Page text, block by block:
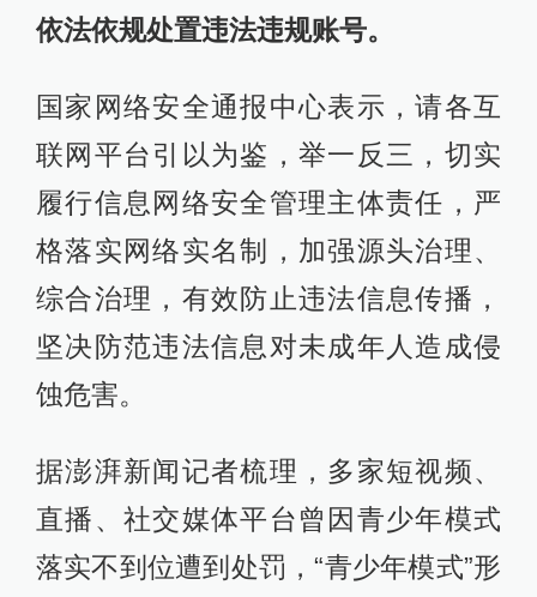
依法依规处置违法违规账号。
国家网络安全通报中心表示，请各互
联网平台引以为鉴，举一反三，切实
履行信息网络安全管理主体责任，严
格落实网络实名制，加强源头治理、
综合治理，有效防止违法信息传播，
坚决防范违法信息对未成年人造成侵
蚀危害。
据澎湃新闻记者梳理，多家短视频、
直播、社交媒体平台曾因青少年模式
落实不到位遭到处罚，“青少年模式”形